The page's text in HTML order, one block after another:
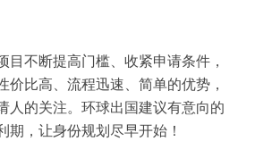
目不断提高门槛、 收紧申请条件 ，
价比高、流程迅速、 简单的优势，
人的关注。环球出国建议有意向的
期， 让身份规划尽早开始！